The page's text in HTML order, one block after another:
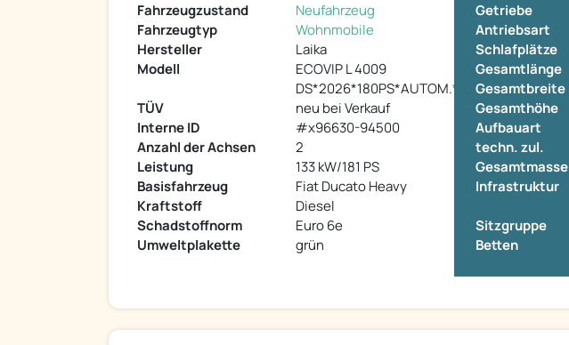
Fahrzeugzustand
Neufahrzeug
Fahrzeugtyp
Wohnmobile
Hersteller
Laika
Modell
ECOVIP L 4009
DS*2026*180PS*AUTOM.*MARKISE
TÜV
neu bei Verkauf
Interne ID
#x96630-94500
Anzahl der Achsen
2
Leistung
133 kW/181 PS
Basisfahrzeug
Fiat Ducato Heavy
Kraftstoff
Diesel
Schadstoffnorm
Euro 6e
Umweltplakette
grün
Getriebe
Antriebsart
Schlafplätze
Gesamtlänge
Gesamtbreite
Gesamthöhe
Aufbauart
techn. zul.
Gesamtmasse
Infrastruktur
Sitzgruppe
Betten